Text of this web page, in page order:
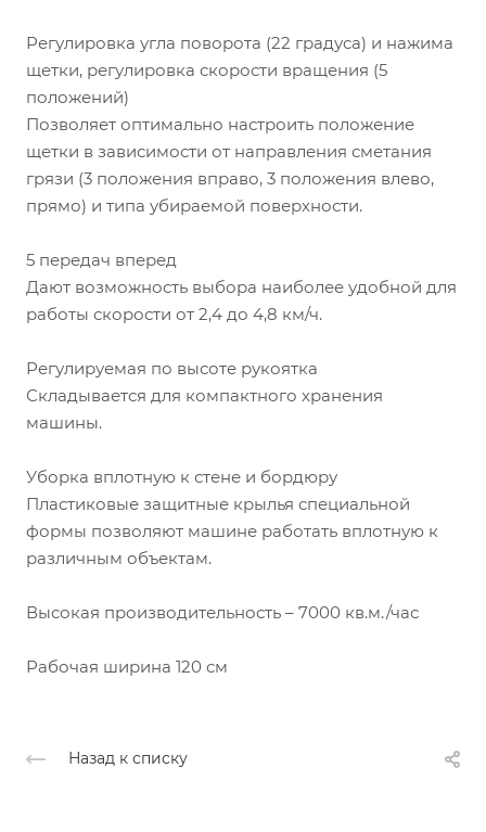
Регулировка угла поворота (22 градуса) и нажима
щетки, регулировка скорости вращения (5
положений)
Позволяет оптимально настроить положение
щетки в зависимости от направления сметания
грязи (3 положения вправо, 3 положения влево,
прямо) и типа убираемой поверхности.
5 передач вперед
Дают возможность выбора наиболее удобной для
работы скорости от 2,4 до 4,8 км/ч.
Регулируемая по высоте рукоятка
Складывается для компактного хранения
машины.
Уборка вплотную к стене и бордюру
Пластиковые защитные крылья специальной
формы позволяют машине работать вплотную к
различным объектам.
Высокая производительность – 7000 кв.м./час
Рабочая ширина 120 см
Назад к списку